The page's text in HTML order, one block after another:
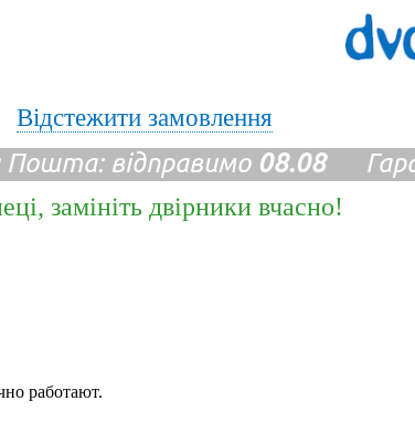
Відстежити замовлення
відправимо 08.08
замініть двірники вчасно!
работают.